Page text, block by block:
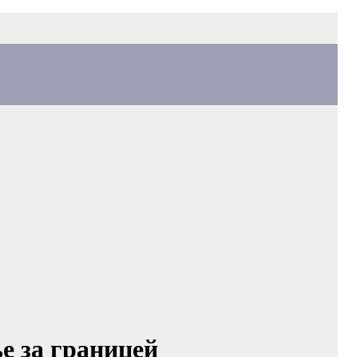
за границей